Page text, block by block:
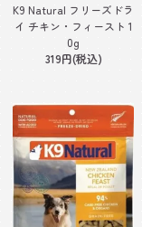
K9 Natural フリーズドラ
イ チキン・フィースト 1
0g
319円(税込)